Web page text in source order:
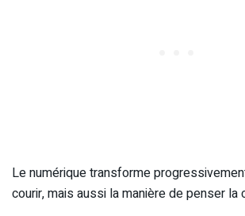
Le numérique transforme
courir, mais aussi la manière de penser la